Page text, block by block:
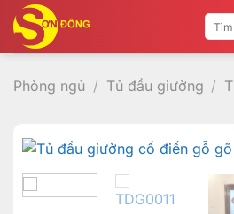
qua
nội
dung
Tìm
Phòng ngủ / Tủ đầu giường /